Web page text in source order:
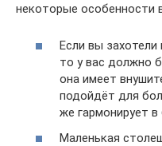
некоторые особенности
Если вы
то у вас должно
она имеет
подойдёт для
же гармонирует в
Маленькая